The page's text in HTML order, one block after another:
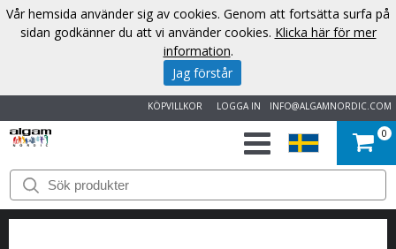
INFO@ALGAMNORDIC.COM
LOGGA IN
KÖPVILLKOR
START
VARUMÄRKEN
0
Vår hemsida använder sig av cookies. Genom att fortsätta surfa på
sidan godkänner du att vi använder cookies. Klicka här för mer
information.
Jag förstår